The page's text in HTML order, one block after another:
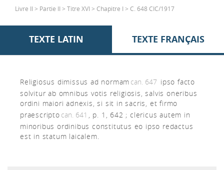
Livre II > Partie II > Titre XVI > Chapitre I > C. 648 CIC/1917
TEXTE LATIN TEXTE FRANÇAIS
Religiosus dimissus ad normam can. 647 ipso facto
solvitur ab omnibus votis religiosis, salvis oneribus
ordini maiori adnexis, si sit in sacris, et firmo
praescripto can. 641 , p. 1, 642 ; clericus autem in
minoribus ordinibus constitutus eo ipso redactus
est in statum laicalem.